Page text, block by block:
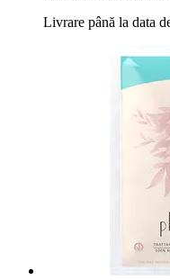
Livrare până la data